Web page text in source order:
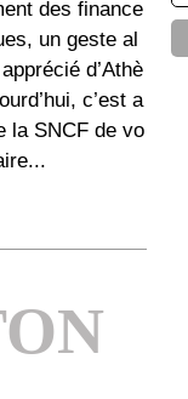
des finance
un geste al
d’Athè
c’est a
la SNCF de vo